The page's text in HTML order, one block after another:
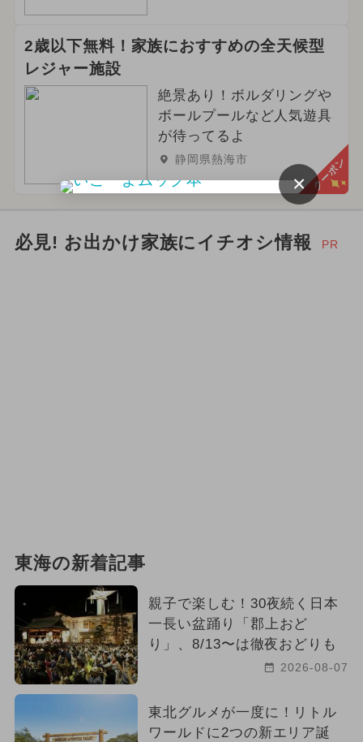
2歳以下無料！家族におすすめの全天候型
レジャー施設
絶景あり！ボルダリングや
ボールプールなど人気遊具
が待ってるよ
静岡県熱海市 クーポン
必見! お出かけ家族にイチオシ情報 PR
東海の新着記事
親子で楽しむ！30夜続く日本
一長い盆踊り「郡上おど
り」、8/13〜は徹夜おどりも
2026-08-07
東北グルメが一度に！リトル
ワールドに2つの新エリア誕
×